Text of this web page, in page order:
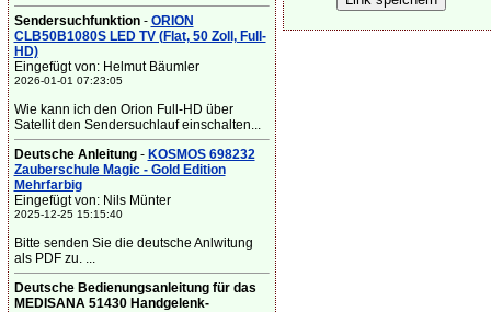
Sendersuchfunktion- ORION
CLB50B1080S LED TV (Flat, 50 Zoll, Full-
HD)
Eingefügt von: Helmut Bäumler
2026-01-01 07:23:05
Wie kann ich den Orion Full-HD über
Satellit den Sendersuchlauf einschalten...
Deutsche Anleitung- KOSMOS 698232
Zauberschule Magic - Gold Edition
Mehrfarbig
Eingefügt von: Nils Münter
2025-12-25 15:15:40
Bitte senden Sie die deutsche Anlwitung
als PDF zu. ...
Deutsche Bedienungsanleitung für das
MEDISANA 51430 Handgelenk-